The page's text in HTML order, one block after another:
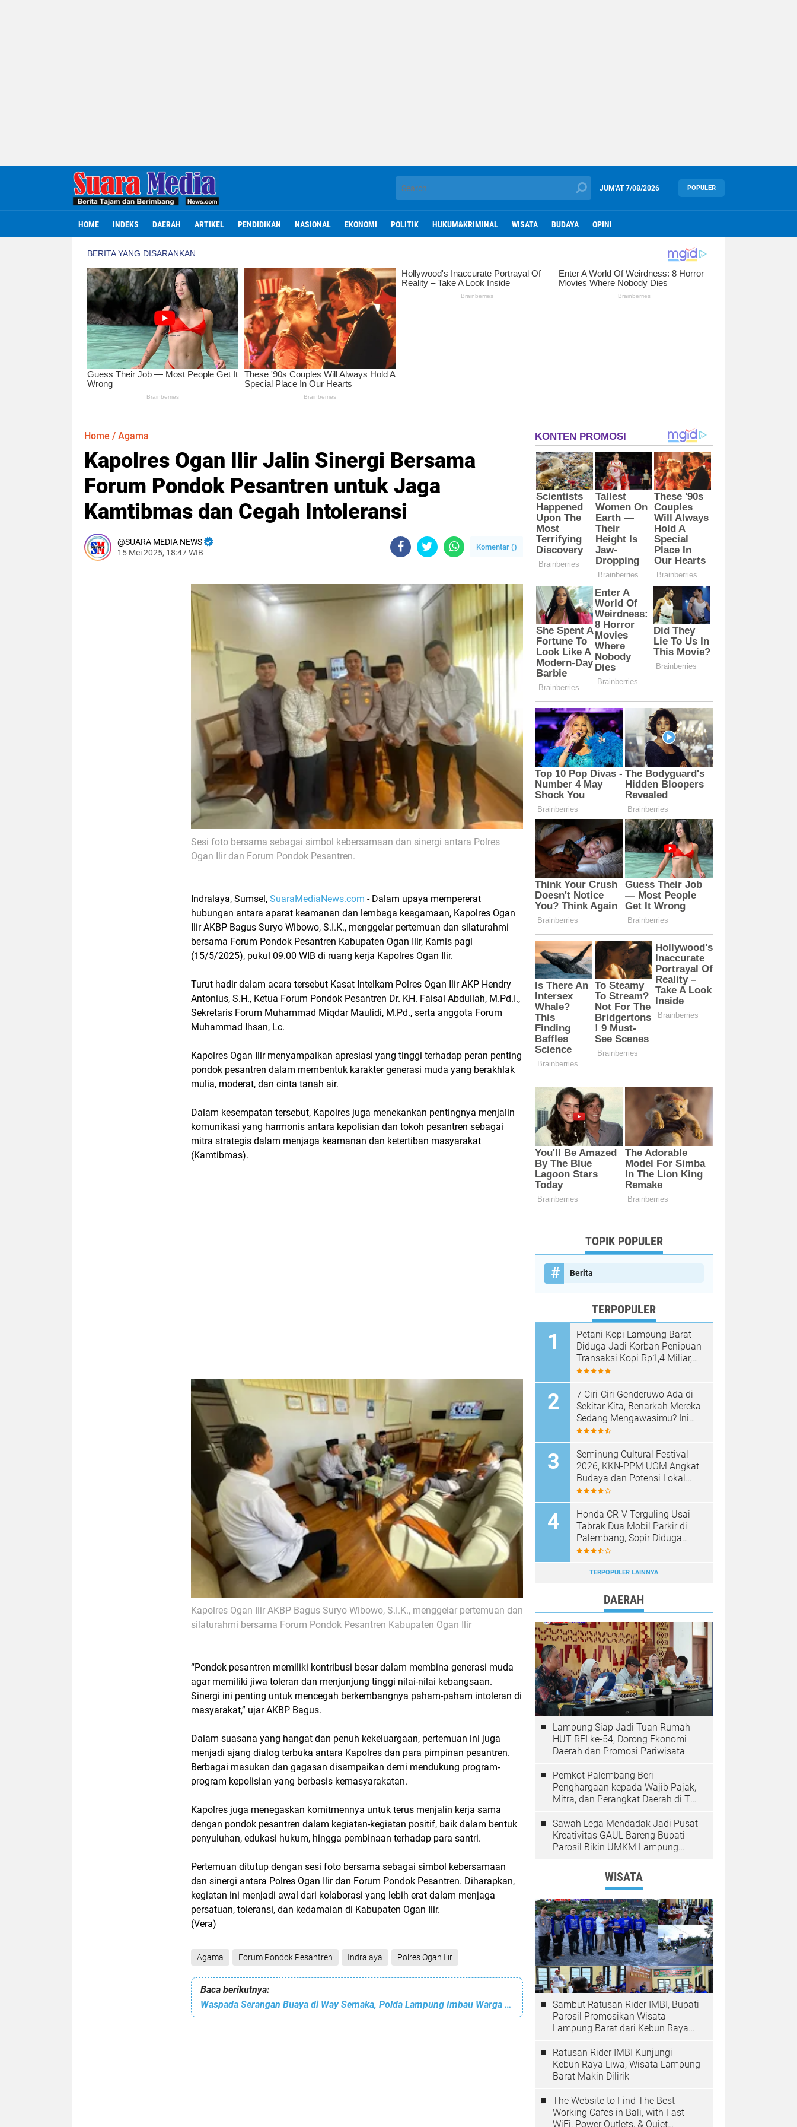
JUM'AT7/08/2026 POPULER
HOME INDEKS DAERAH ARTIKEL PENDIDIKAN NASIONAL EKONOMI POLITIK HUKUM&KRIMINAL WISATA BUDAYA OPINI
Home / Agama
Kapolres Ogan Ilir Jalin Sinergi Bersama
Forum Pondok Pesantren untuk Jaga
Kamtibmas dan Cegah Intoleransi
SUARA MEDIA NEWS
15 Mei 2025, 18:47 WIB
Komentar ()
Sesi foto bersama sebagai simbol kebersamaan dan sinergi antara Polres
Ogan Ilir dan Forum Pondok Pesantren.
Indralaya, Sumsel, SuaraMediaNews.com - Dalam upaya mempererat
hubungan antara aparat keamanan dan lembaga keagamaan, Kapolres Ogan
Ilir AKBP Bagus Suryo Wibowo, S.I.K., menggelar pertemuan dan silaturahmi
bersama Forum Pondok Pesantren Kabupaten Ogan Ilir, Kamis pagi
(15/5/2025), pukul 09.00 WIB di ruang kerja Kapolres Ogan Ilir.
Turut hadir dalam acara tersebut Kasat Intelkam Polres Ogan Ilir AKP Hendry
Antonius, S.H., Ketua Forum Pondok Pesantren Dr. KH. Faisal Abdullah, M.Pd.I.,
Sekretaris Forum Muhammad Miqdar Maulidi, M.Pd., serta anggota Forum
Muhammad Ihsan, Lc.
Kapolres Ogan Ilir menyampaikan apresiasi yang tinggi terhadap peran penting
pondok pesantren dalam membentuk karakter generasi muda yang berakhlak
mulia, moderat, dan cinta tanah air.
Dalam kesempatan tersebut, Kapolres juga menekankan pentingnya menjalin
komunikasi yang harmonis antara kepolisian dan tokoh pesantren sebagai
mitra strategis dalam menjaga keamanan dan ketertiban masyarakat
(Kamtibmas).
Kapolres Ogan Ilir AKBP Bagus Suryo Wibowo, S.I.K., menggelar pertemuan dan
silaturahmi bersama Forum Pondok Pesantren Kabupaten Ogan Ilir
“Pondok pesantren memiliki kontribusi besar dalam membina generasi muda
agar memiliki jiwa toleran dan menjunjung tinggi nilai-nilai kebangsaan.
Sinergi ini penting untuk mencegah berkembangnya paham-paham intoleran di
masyarakat,” ujar AKBP Bagus.
Dalam suasana yang hangat dan penuh kekeluargaan, pertemuan ini juga
menjadi ajang dialog terbuka antara Kapolres dan para pimpinan pesantren.
Berbagai masukan dan gagasan disampaikan demi mendukung program-
program kepolisian yang berbasis kemasyarakatan.
Kapolres juga menegaskan komitmennya untuk terus menjalin kerja sama
dengan pondok pesantren dalam kegiatan-kegiatan positif, baik dalam bentuk
penyuluhan, edukasi hukum, hingga pembinaan terhadap para santri.
Pertemuan ditutup dengan sesi foto bersama sebagai simbol kebersamaan
dan sinergi antara Polres Ogan Ilir dan Forum Pondok Pesantren. Diharapkan,
kegiatan ini menjadi awal dari kolaborasi yang lebih erat dalam menjaga
persatuan, toleransi, dan kedamaian di Kabupaten Ogan Ilir.
(Vera)
Agama Forum Pondok Pesantren Indralaya Polres Ogan Ilir
Baca berikutnya:
Waspada Serangan Buaya di Way Semaka, Polda Lampung Imbau Warga Lebih Hati-hati
TOPIK POPULER
Berita
TERPOPULER
Petani Kopi Lampung Barat
Diduga Jadi Korban Penipuan
Transaksi Kopi Rp1,4 Miliar,
Kasus Dilaporkan ke Polda
7 Ciri-Ciri Genderuwo Ada di
Sekitar Kita, Benarkah Mereka
Sedang Mengawasimu? Ini
Tanda-Tanda yang Sering
Seminung Cultural Festival
2026, KKN-PPM UGM Angkat
Budaya dan Potensi Lokal
Lumbok Seminung
Honda CR-V Terguling Usai
Tabrak Dua Mobil Parkir di
Palembang, Sopir Diduga
Mabuk
TERPOPULER LAINNYA
DAERAH
Lampung Siap Jadi Tuan Rumah
HUT REI ke-54, Dorong Ekonomi
Daerah dan Promosi Pariwisata
Pemkot Palembang Beri
Penghargaan kepada Wajib Pajak,
Mitra, dan Perangkat Daerah di The
Sawah Lega Mendadak Jadi Pusat
Kreativitas GAUL Bareng Bupati
Parosil Bikin UMKM Lampung
WISATA
Sambut Ratusan Rider IMBI, Bupati
Parosil Promosikan Wisata
Lampung Barat dari Kebun Raya
Ratusan Rider IMBI Kunjungi
Kebun Raya Liwa, Wisata Lampung
Barat Makin Dilirik
The Website to Find The Best
Working Cafes in Bali, with Fast
WiFi, Power Outlets, & Quiet